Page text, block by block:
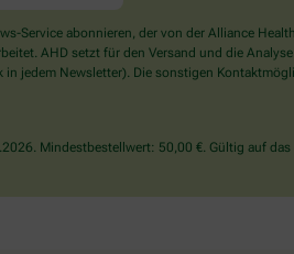
Service abonnieren, der von der Alliance
AHD setzt für den Versand und die
jedem Newsletter). Die sonstigen
Mindestbestellwert: 50,00 €. Gültig auf